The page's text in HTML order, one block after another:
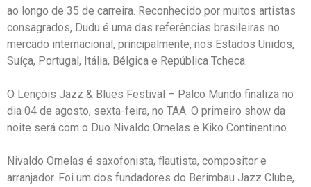
ao longo de 35 de carreira. Reconhecido por muitos artistas
consagrados, Dudu é uma das referências brasileiras no
mercado internacional, principalmente, nos Estados Unidos,
Suíça, Portugal, Itália, Bélgica e República Tcheca.
O Lençóis Jazz & Blues Festival – Palco Mundo finaliza no
dia 04 de agosto, sexta-feira, no TAA. O primeiro show da
noite será com o Duo Nivaldo Ornelas e Kiko Continentino.
Nivaldo Ornelas é saxofonista, flautista, compositor e
arranjador. Foi um dos fundadores do Berimbau Jazz Clube,